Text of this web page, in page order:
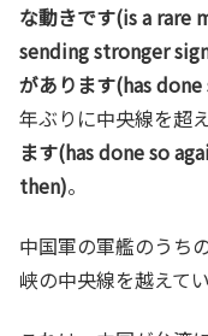
な動きです(is a rare
sending stronger
があります(has
年ぶりに中央線を超え
ます(has done so
then)。
中国軍の軍艦のうち
峡の中央線を越えてい